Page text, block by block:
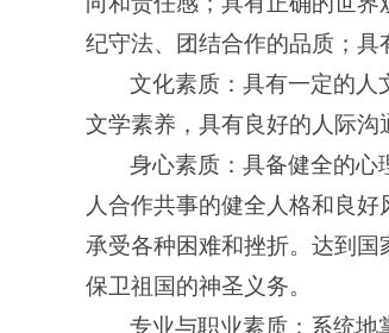
纪守法、团结合作的品质；具
文化素质：具有一定的人
文学素养，具有良好的人际沟
身心素质：具备健全的心
人合作共事的健全人格和良
承受各种困难和挫折。达到
保卫祖国的神圣义务。
专业与职业素质：系统地